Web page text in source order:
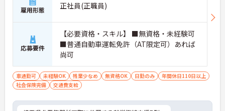
雇用形態 正社員(正職員)
応募要件
【必要資格・スキル】 ■無資格・未経験可
■普通自動車運転免許（AT限定可）あれば
尚可
車通勤可 未経験OK 残業少なめ 無資格OK 日勤のみ
年間休日110日以上
社会保険完備
交通費支給